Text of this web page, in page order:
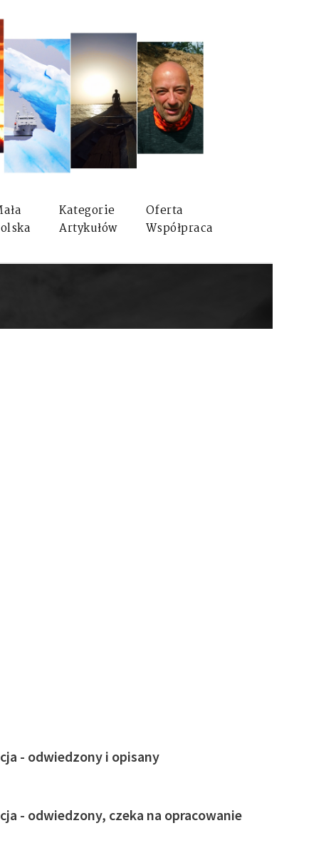
Kategorie
Artykułów
Oferta
Współpraca
- odwiedzony i opisany
- odwiedzony, czeka na opracowanie